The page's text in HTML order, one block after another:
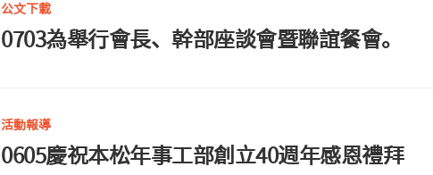
其
它
公文下載
0703為舉行會長、幹部座談會暨聯誼餐會。
活動報導
0605慶祝本松年事工部創立40週年感恩禮拜